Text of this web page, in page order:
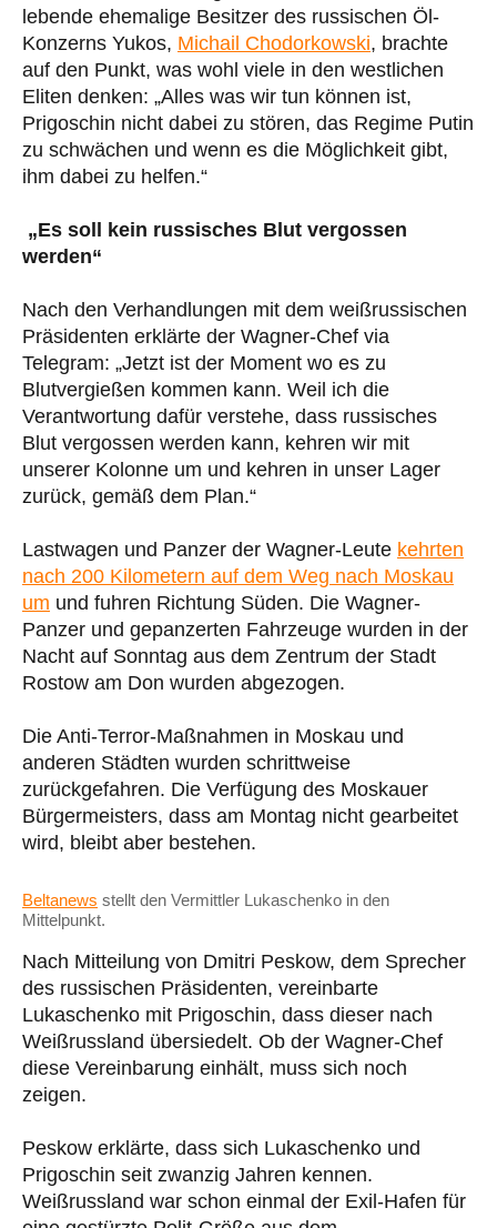
lebende ehemalige Besitzer des russischen Öl-
Konzerns Yukos, Michail Chodorkowski, brachte
auf den Punkt, was wohl viele in den westlichen
Eliten denken: „Alles was wir tun können ist,
Prigoschin nicht dabei zu stören, das Regime Putin
zu schwächen und wenn es die Möglichkeit gibt,
ihm dabei zu helfen.“
„Es soll kein russisches Blut vergossen
werden“
Nach den Verhandlungen mit dem weißrussischen
Präsidenten erklärte der Wagner-Chef via
Telegram: „Jetzt ist der Moment wo es zu
Blutvergießen kommen kann. Weil ich die
Verantwortung dafür verstehe, dass russisches
Blut vergossen werden kann, kehren wir mit
unserer Kolonne um und kehren in unser Lager
zurück, gemäß dem Plan.“
Lastwagen und Panzer der Wagner-Leute kehrten
nach 200 Kilometern auf dem Weg nach Moskau
um und fuhren Richtung Süden. Die Wagner-
Panzer und gepanzerten Fahrzeuge wurden in der
Nacht auf Sonntag aus dem Zentrum der Stadt
Rostow am Don wurden abgezogen.
Die Anti-Terror-Maßnahmen in Moskau und
anderen Städten wurden schrittweise
zurückgefahren. Die Verfügung des Moskauer
Bürgermeisters, dass am Montag nicht gearbeitet
wird, bleibt aber bestehen.
Beltanews stellt den Vermittler Lukaschenko in den
Mittelpunkt.
Nach Mitteilung von Dmitri Peskow, dem Sprecher
des russischen Präsidenten, vereinbarte
Lukaschenko mit Prigoschin, dass dieser nach
Weißrussland übersiedelt. Ob der Wagner-Chef
diese Vereinbarung einhält, muss sich noch
zeigen.
Peskow erklärte, dass sich Lukaschenko und
Prigoschin seit zwanzig Jahren kennen.
Weißrussland war schon einmal der Exil-Hafen für